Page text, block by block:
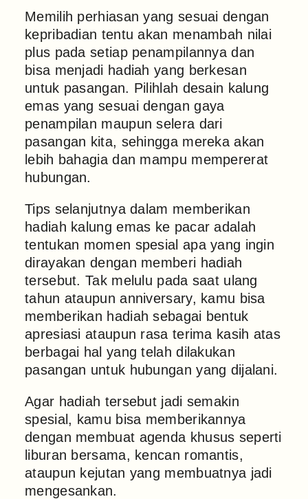
Memilih perhiasan yang sesuai dengan
kepribadian tentu akan menambah nilai
plus pada setiap penampilannya dan
bisa menjadi hadiah yang berkesan
untuk pasangan. Pilihlah desain kalung
emas yang sesuai dengan gaya
penampilan maupun selera dari
pasangan kita, sehingga mereka akan
lebih bahagia dan mampu mempererat
hubungan.
Tips selanjutnya dalam memberikan
hadiah kalung emas ke pacar adalah
tentukan momen spesial apa yang ingin
dirayakan dengan memberi hadiah
tersebut. Tak melulu pada saat ulang
tahun ataupun anniversary, kamu bisa
memberikan hadiah sebagai bentuk
apresiasi ataupun rasa terima kasih atas
berbagai hal yang telah dilakukan
pasangan untuk hubungan yang dijalani.
Agar hadiah tersebut jadi semakin
spesial, kamu bisa memberikannya
dengan membuat agenda khusus seperti
liburan bersama, kencan romantis,
ataupun kejutan yang membuatnya jadi
mengesankan.